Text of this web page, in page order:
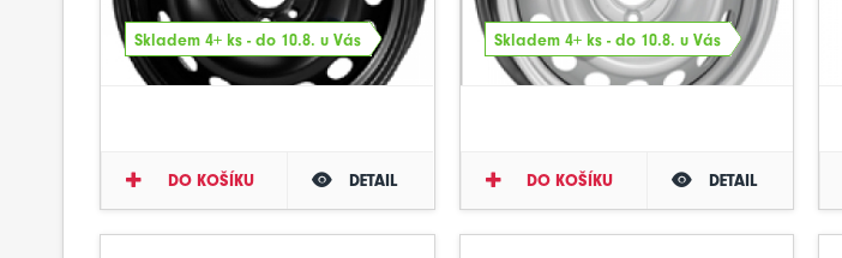
Skladem 4+ ks - do 10.8. u Vás
DO KOŠÍKU DETAIL
Skladem 4+ ks - do 10.8. u Vás
DO KOŠÍKU DETAIL